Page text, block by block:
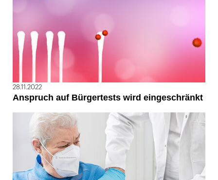
28.11.2022
Anspruch auf Bürgertests wird eingeschränkt